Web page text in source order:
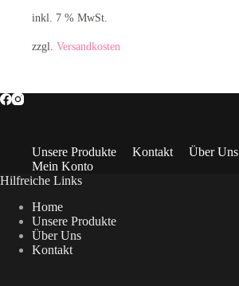
inkl. 7 % MwSt.
zzgl. Versandkosten
Unsere Produkte Kontakt
Über Uns
Mein Konto
Hilfreiche Links
Home
Unsere Produkte
Über Uns
Kontakt